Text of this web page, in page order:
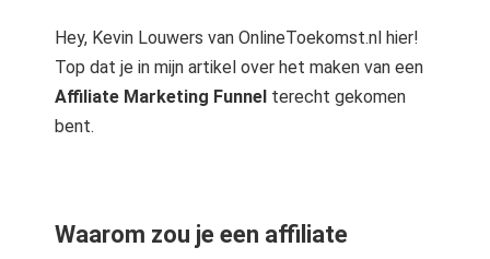
Hey, Kevin Louwers van OnlineToekomst.nl hier!
Top dat je in mijn artikel over het maken van een
Affiliate Marketing Funnel terecht gekomen
bent.
Waarom zou je een affiliate